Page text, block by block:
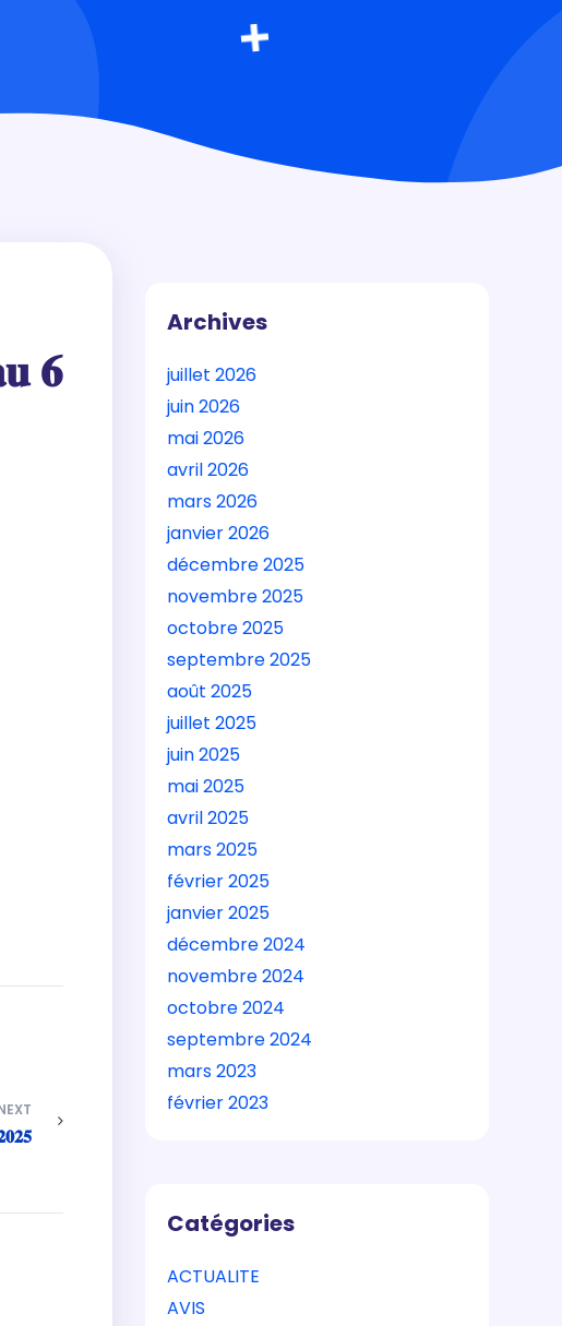
𝟔
Archives
juillet 2026
juin 2026
mai 2026
avril 2026
mars 2026
janvier 2026
décembre 2025
novembre 2025
octobre 2025
septembre 2025
août 2025
juillet 2025
juin 2025
mai 2025
avril 2025
mars 2025
février 2025
janvier 2025
décembre 2024
novembre 2024
octobre 2024
septembre 2024
mars 2023
février 2023
Catégories
ACTUALITE
AVIS